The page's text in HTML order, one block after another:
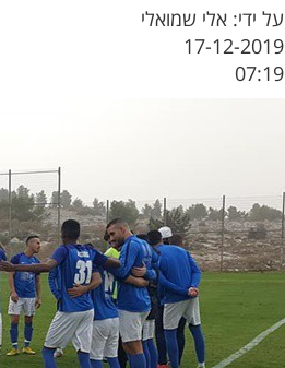
על ידי: אלי שמואלי
17-12-2019
07:19